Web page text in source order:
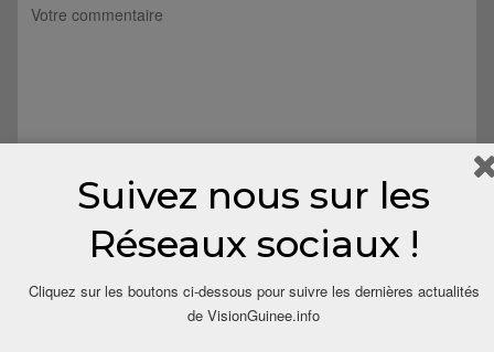
Suivez nous sur les
Réseaux sociaux !
Cliquez sur les boutons ci-dessous pour suivre les dernières actualités
de VisionGuinee.info